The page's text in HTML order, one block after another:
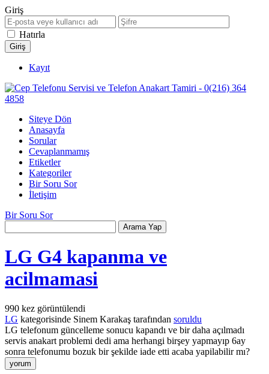
Giriş
Hatırla
Kayıt
Siteye Dön
Anasayfa
Sorular
Cevaplanmamış
Etiketler
Kategoriler
Bir Soru Sor
İletişim
Bir Soru Sor
LG G4 kapanma ve
acilmamasi
990 kez görüntülendi
LG kategorisinde Sinem Karakaş tarafından soruldu
LG telefonum güncelleme sonucu kapandı ve bir daha açılmadı
servis anakart problemi dedi ama herhangi birşey yapmayıp 6ay
sonra telefonumu bozuk bir şekilde iade etti acaba yapilabilir mı?